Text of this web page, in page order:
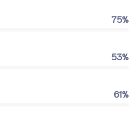
75%
53%
61%